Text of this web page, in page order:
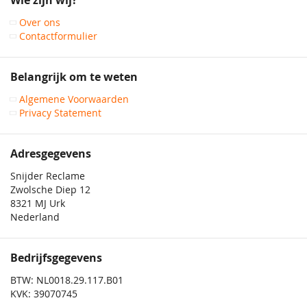
nieuwsbrief
Over ons
Contactformulier
Belangrijk om te weten
Algemene Voorwaarden
Privacy Statement
Adresgegevens
Snijder Reclame
Zwolsche Diep 12
8321 MJ Urk
Nederland
Bedrijfsgegevens
BTW: NL0018.29.117.B01
KVK: 39070745